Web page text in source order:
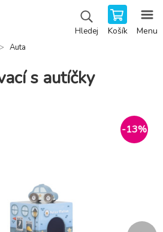
Hledej Košík Menu
Auta
s autíčky
-13%